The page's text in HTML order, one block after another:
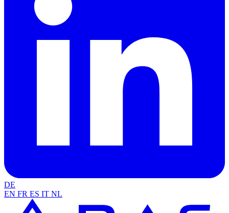
DE
EN FR ES IT NL